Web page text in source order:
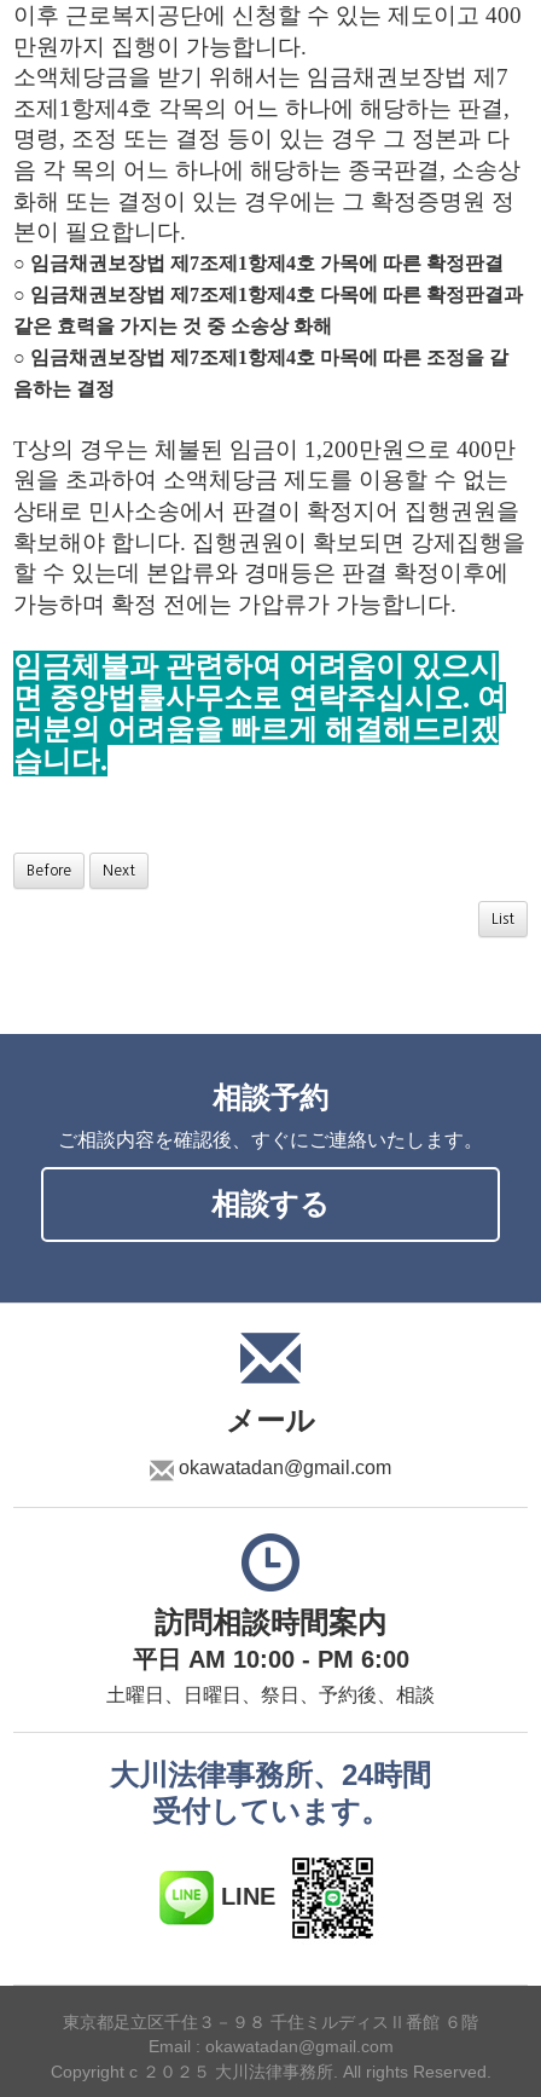
이후 근로복지공단에 신청할 수 있는 제도이고400
만원까지 집행이 가능합니다
소액체당금을 받기 위해서는 임금채권보장법 제7
조제1 항제4호 각목의 어느 하나에 해당하는 판결,
명령, 조정 또는 결정 등이 있는 경우 그 정본과 다
음 각 목의 어느 하나에 해당하는 종국판결, 소송상
화해 또는 결정이 있는 경우에는 그 확정증명원 정
본이 필요합니다.
○ 임금채권보장법 제 7조제 1항제4호 가목에 따른 확정판결
○ 임금채권보장법 제 7조제 1항제4호 다목에 따른 확정판결과
같은 효력을 가지는 것 중 소송상 화해
○ 임금채권보장법 제 7조제 1항제4호 마목에 따른 조정을 갈
음하는 결정
T상의 경우는 체불된 임금이 1,200만원으로400만
원을 초과하여 소액체당금 제도를 이용할 수 없는
상태로 민사소송에서 판결이 확정지어 집행권원을
확보해야 합니다. 집행권원이 확보되면 강제집행을
할 수 있는데 본압류와 경매등은 판결 확정이후에
가능하며 확정 전에는 가압류가 가능합니다.
임금체불과 관련하여 어려움이 있으시
면 중앙법률사무소로 연락주십시오. 여
러분의 어려움을 빠르게 해결해드리겠
습니다.
Before Next
List
相談予約
ご相談内容を確認後、すぐにご連絡いたします。
相談する
メール
okawatadan@gmail.com
訪問相談時間案内
平日 AM 10:00 - PM 6:00
土曜日、日曜日、祭日、予約後、相談
大川法律事務所、24時間
受付しています。
LINE
東京都足立区千住３－９８ 千住ミルディスⅡ番館 ６階
Email : okawatadan@gmail.com
Copyright c ２０２５ 大川法律事務所. All rights Reserved.